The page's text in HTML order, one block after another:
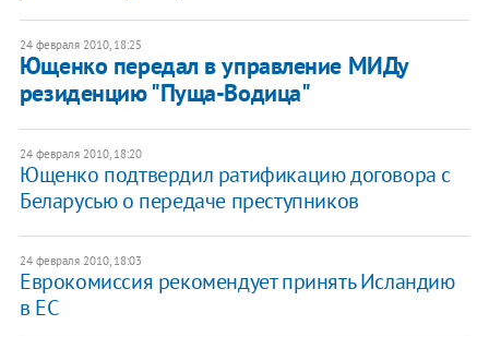
24 февраля 2010, 18:25
Ющенко передал в управление МИДу
резиденцию "Пуща-Водица"
24 февраля 2010, 18:20
Ющенко подтвердил ратификацию договора с
Беларусью о передаче преступников
24 февраля 2010, 18:03
Еврокомиссия рекомендует принять Исландию
в ЕС